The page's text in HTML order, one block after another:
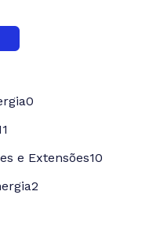
0
e Extensões10
2